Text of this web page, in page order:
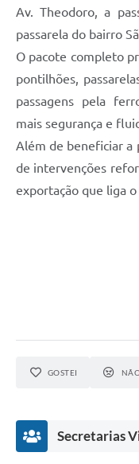
Av. Theodoro, a
passarela do bairro
O pacote completo
pontilhões,
passagens pela
mais segurança e
Além de beneficiar a
de intervenções
exportação que liga
GOSTEI
Secretarias